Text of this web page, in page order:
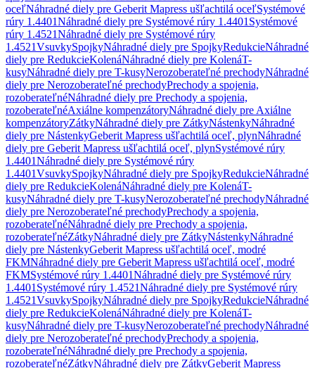
oceľNáhradné diely pre Geberit Mapress ušľachtilá oceľSystémové
rúry 1.4401Náhradné diely pre Systémové rúry 1.4401 Systémové
rúry 1.4521Náhradné diely pre Systémové rúry
1.4521VsuvkySpojkyNáhradné diely pre SpojkyRedukcieNáhradné
diely pre RedukcieKolenáNáhradné diely pre KolenáT-
kusyNáhradné diely pre T-kusyNerozoberateľné prechodyNáhradné
diely pre Nerozoberateľné prechodyPrechody a spojenia,
rozoberateľnéNáhradné diely pre Prechody a spojenia,
rozoberateľnéAxiálne kompenzátoryNáhradné diely pre Axiálne
kompenzátoryZátkyNáhradné diely pre ZátkyNástenkyNáhradné
diely pre NástenkyGeberit Mapress ušľachtilá oceľ, plynNáhradné
diely pre Geberit Mapress ušľachtilá oceľ, plynSystémové rúry
1.4401Náhradné diely pre Systémové rúry
1.4401VsuvkySpojkyNáhradné diely pre SpojkyRedukcieNáhradné
diely pre RedukcieKolenáNáhradné diely pre KolenáT-
kusyNáhradné diely pre T-kusyNerozoberateľné prechodyNáhradné
diely pre Nerozoberateľné prechodyPrechody a spojenia,
rozoberateľnéNáhradné diely pre Prechody a spojenia,
rozoberateľnéZátkyNáhradné diely pre ZátkyNástenkyNáhradné
diely pre NástenkyGeberit Mapress ušľachtilá oceľ, modré
FKMNáhradné diely pre Geberit Mapress ušľachtilá oceľ, modré
FKMSystémové rúry 1.4401Náhradné diely pre Systémové rúry
1.4401 Systémové rúry 1.4521Náhradné diely pre Systémové rúry
1.4521VsuvkySpojkyNáhradné diely pre SpojkyRedukcieNáhradné
diely pre RedukcieKolenáNáhradné diely pre KolenáT-
kusyNáhradné diely pre T-kusyNerozoberateľné prechodyNáhradné
diely pre Nerozoberateľné prechodyPrechody a spojenia,
rozoberateľnéNáhradné diely pre Prechody a spojenia,
rozoberateľnéZátkyNáhradné diely pre ZátkyGeberit Mapress